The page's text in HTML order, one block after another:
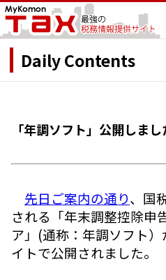
Daily Contents
「年調ソフト」公開しま
先日ご案内の通り、国
される「年末調整控除申
ア」(通称：年調ソフト
イトで公開されました。